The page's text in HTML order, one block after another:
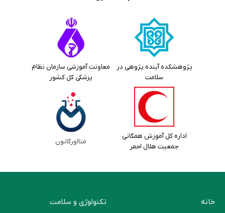
پژوهشکده آینده پژوهی در
سلامت
معاونت آموزشی سازمان نظام
پزشکی کل کشور
اداره کل آموزش همگانی
جمعیت هلال احمر
متااورگانون
خانه
تکنولوژی و سلامت